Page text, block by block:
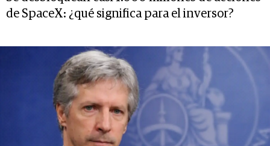
de SpaceX: ¿qué significa para el inversor?